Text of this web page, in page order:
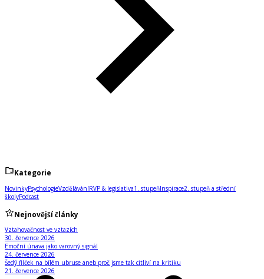
Kategorie
NovinkyPsychologieVzděláváníRVP & legislativa1. stupeňInspirace2. stupeň a střední
školyPodcast
Nejnovější články
Vztahovačnost ve vztazích
30. července 2026
Emoční únava jako varovný signál
24. července 2026
Šedý flíček na bílém ubruse aneb proč jsme tak citliví na kritiku
21. července 2026